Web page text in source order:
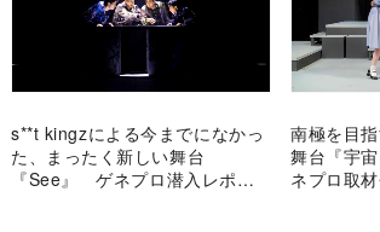
s**t kingzによる今までになかっ
た、まったく新しい舞台
『See』 ゲネプロ潜入レポ＆
南極を目
舞台『宇
ネプロ取